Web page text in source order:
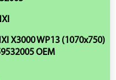
X3000 WP13 (1070х750)
OEM